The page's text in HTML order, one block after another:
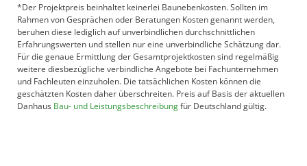
*Der Projektpreis beinhaltet keinerlei Baunebenkosten. Sollten im
Rahmen von Gesprächen oder Beratungen Kosten genannt werden,
beruhen diese lediglich auf unverbindlichen durchschnittlichen
Erfahrungswerten und stellen nur eine unverbindliche Schätzung dar.
Für die genaue Ermittlung der Gesamtprojektkosten sind regelmäßig
weitere diesbezügliche verbindliche Angebote bei Fachunternehmen
und Fachleuten einzuholen. Die tatsächlichen Kosten können die
geschätzten Kosten daher überschreiten. Preis auf Basis der aktuellen
Danhaus Bau- und Leistungsbeschreibungfür Deutschland gültig.